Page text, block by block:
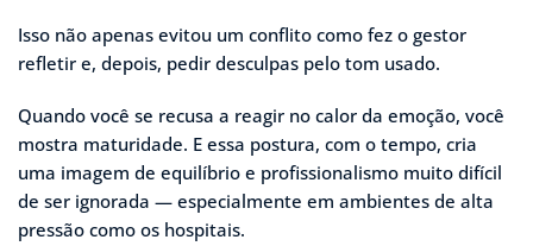
Isso não apenas evitou um conflito como fez o gestor
refletir e, depois, pedir desculpas pelo tom usado.
Quando você se recusa a reagir no calor da emoção, você
mostra maturidade. E essa postura, com o tempo, cria
uma imagem de equilíbrio e profissionalismo muito difícil
de ser ignorada — especialmente em ambientes de alta
pressão como os hospitais.